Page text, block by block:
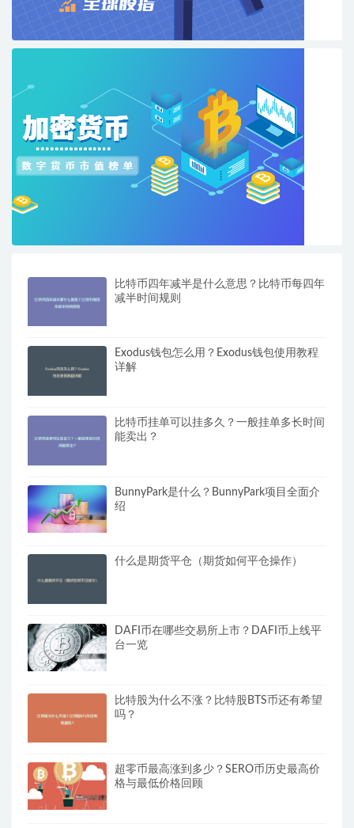
比特币四年减半是什么意思？比特币每四年
减半时间规则
Exodus钱包怎么用？Exodus钱包使用教程
详解
比特币挂单可以挂多久？一般挂单多长时间
能卖出？
BunnyPark是什么？BunnyPark项目全面介
绍
什么是期货平仓（期货如何平仓操作）
DAFI币在哪些交易所上市？DAFI币上线平
台一览
比特股为什么不涨？比特股BTS币还有希望
吗？
超零币最高涨到多少？SERO币历史最高价
格与最低价格回顾